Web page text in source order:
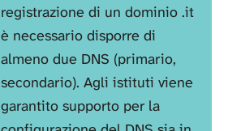
registrazione di un dominio .it
è necessario disporre di
almeno due DNS (primario,
secondario). Agli istituti viene
garantito supporto per la